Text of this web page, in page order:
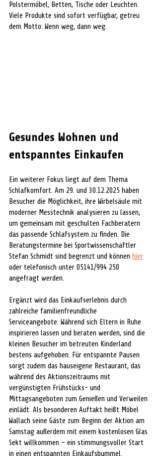
Polstermöbel, Betten, Tische oder Leuchten.
Viele Produkte sind sofort verfügbar, getreu
dem Motto: Wenn weg, dann weg.
Gesundes Wohnen und
entspanntes Einkaufen
Ein weiterer Fokus liegt auf dem Thema
Schlafkomfort. Am 29. und 30.12.2025 haben
Besucher die Möglichkeit, ihre Wirbelsäule mit
moderner Messtechnik analysieren zu lassen,
um gemeinsam mit geschulten Fachberatern
das passende Schlafsystem zu finden. Die
Beratungstermine bei Sportwissenschaftler
Stefan Schmidt sind begrenzt und können hier
oder telefonisch unter 05141/994 250
angefragt werden.
Ergänzt wird das Einkaufserlebnis durch
zahlreiche familienfreundliche
Serviceangebote. Während sich Eltern in Ruhe
inspirieren lassen und beraten werden, sind die
kleinen Besucher im betreuten Kinderland
bestens aufgehoben. Für entspannte Pausen
sorgt zudem das hauseigene Restaurant, das
während des Aktionszeitraums mit
vergünstigten Frühstücks- und
Mittagsangeboten zum Genießen und Verweilen
einlädt. Als besonderen Auftakt heißt Möbel
Wallach seine Gäste zum Beginn der Aktion am
Samstag außerdem mit einem kostenlosen Glas
Sekt willkommen – ein stimmungsvoller Start
in einen entspannten Einkaufsbummel.